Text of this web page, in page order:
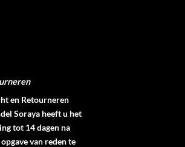
en Retourneren
Soraya heeft u het
tot 14 dagen na
van reden te